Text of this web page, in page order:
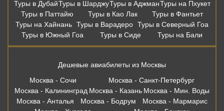
Туры в ДубайТуры в ШарджуТуры в АджманТуры на Пхукет
Туры в Паттайю
Туры в Као Лак
Туры в Фантьет
Туры на Хайнань Туры в Варадеро Туры в Северный Гоа
Туры в Южный Гоа
Туры в Сиде Туры на Бали
Дешевые авиабилеты из Москвы
Москва - Сочи
Москва - Санкт-Петербург
Москва - Калининград Москва - Казань Москва - Мин. Воды
Москва - Анталья
Москва - Бодрум
Москва - Мармарис